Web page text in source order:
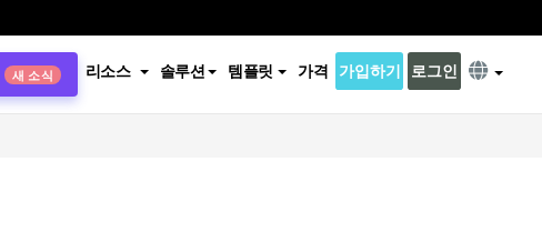
새 소식 리소스 솔루션 템플릿 가격 가입하기 로그인